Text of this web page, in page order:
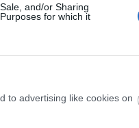
and/or Sharing
for which it
to advertising like cookies on